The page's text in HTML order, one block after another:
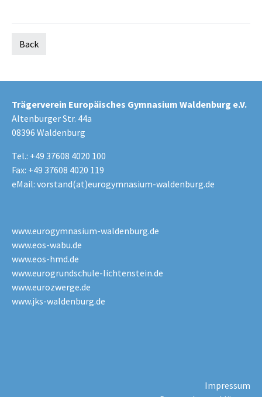
Back
Trägerverein Europäisches Gymnasium Waldenburg e.V.
Altenburger Str. 44a
08396 Waldenburg
Tel.: +49 37608 4020 100
Fax: +49 37608 4020 119
eMail: vorstand(at)eurogymnasium-waldenburg.de
www.eurogymnasium-waldenburg.de
www.eos-wabu.de
www.eos-hmd.de
www.eurogrundschule-lichtenstein.de
www.eurozwerge.de
www.jks-waldenburg.de
Impressum